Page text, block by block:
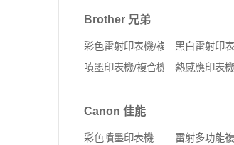
Brother 兄弟
彩色雷射印表機/複合機黑白雷射印表
噴墨印表機/複合機
熱感應印表機
Canon 佳能
彩色噴墨印表機
雷射多功能